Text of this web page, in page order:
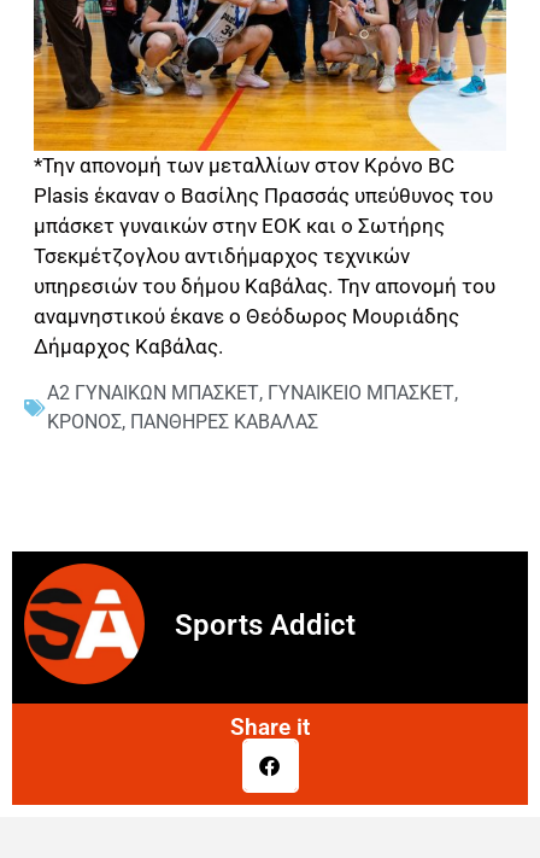
*Την απονομή των μεταλλίων στον Κρόνο BC
Plasis έκαναν ο Βασίλης Πρασσάς υπεύθυνος του
μπάσκετ γυναικών στην ΕΟΚ και ο Σωτήρης
Τσεκμέτζογλου αντιδήμαρχος τεχνικών
υπηρεσιών του δήμου Καβάλας. Την απονομή του
αναμνηστικού έκανε ο Θεόδωρος Μουριάδης
Δήμαρχος Καβάλας.
Α2 ΓΥΝΑΙΚΩΝ ΜΠΑΣΚΕΤ, ΓΥΝΑΙΚΕΙΟ ΜΠΑΣΚΕΤ,
ΚΡΟΝΟΣ, ΠΑΝΘΗΡΕΣ ΚΑΒΑΛΑΣ
Sports Addict
Share it